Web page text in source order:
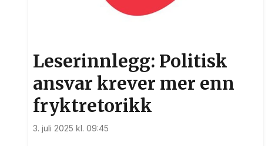
Leserinnlegg: Politisk
ansvar krever mer enn
fryktretorikk
3. juli 2025 kl. 09:45